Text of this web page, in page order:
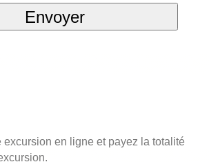
excursion en ligne et payez la totalité